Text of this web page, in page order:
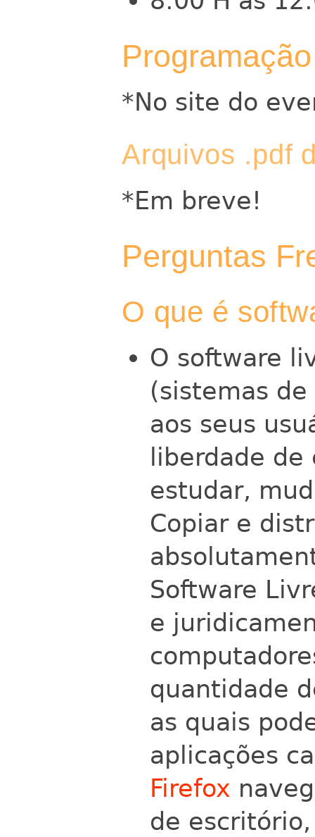
Programação
*No site do
Arquivos .pdf
*Em breve!
Perguntas
O que é
O software
(sistemas
aos seus
liberdade
estudar,
Copiar e
Software
e
quantidade
as quais
aplicações
Firefox
de